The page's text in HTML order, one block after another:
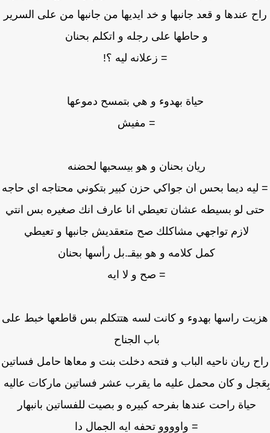
عندها و قعد جانبها و خد ايديها من جانبها من على السرير
و حاطها على رجله و اتكلم بحنان
= زعلانه ليه ؟!
حياة بهدوء و هي بتمسح دموعها
= مفيش
ريان بحنان و هو بيسحبها لحضنه
ديما بحس ان جواكي حزن كبير بتكوني محتاجه اي حاجه
لو بسيطه عشان تعيطي انا عارف انك صغيره بس انتي
لازم تواجهي مشاكلك صح متعقديش جانبها و تعيطي
كمل كلامه و هو بيقـ.بل رأسها بحنان
= صح و لا ايه
راسها بهدوء و كانت لسه هتتكلم بس قاطعها خبط على
باب الجناح
ريان ناحيه الباب و فتحه دخلت بنت و معاها حامل فساتين
و كان محمل عليه ما يقرب عشر فساتين ماركات عاليه
حياة راحت عندها بفرحه كبيره و بصيت للفساتين بانبهار
= واوووو تحفه ايه الجمال دا